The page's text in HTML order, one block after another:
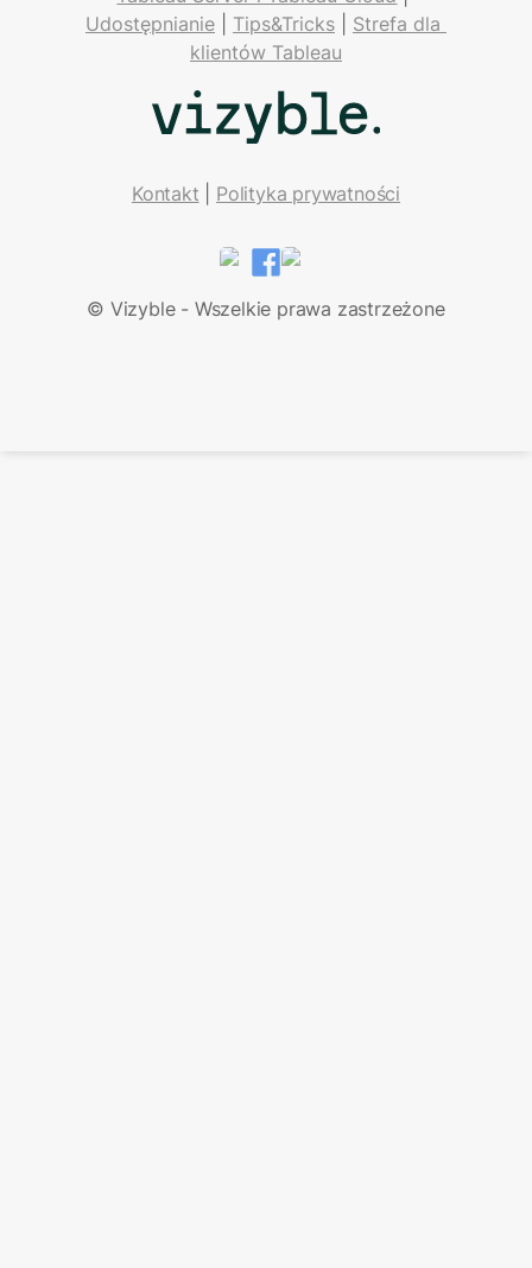
Udostępnianie | Tips&Tricks | Strefa dla
klientów Tableau
Kontakt Polityka prywatności
LinkedInFacebook
© Vizyble - Wszelkie prawa zastrzeżone